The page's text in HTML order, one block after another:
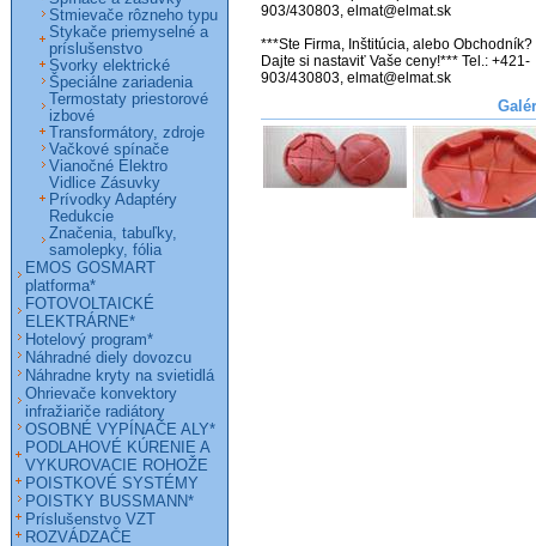
903/430803, elmat@elmat.sk
***Ste Firma, Inštitúcia, alebo Obchodník?
Dajte si nastaviť Vaše ceny!*** Tel.: +421-
903/430803, elmat@elmat.sk
Stmievače rôzneho typu
Stykače priemyselné a
príslušenstvo
Svorky elektrické
Špeciálne zariadenia
Termostaty priestorové
izbové
Transformátory, zdroje
Vačkové spínače
Vianočné Elektro
Vidlice Zásuvky
Prívodky Adaptéry
Redukcie
Značenia, tabuľky,
samolepky, fólia
EMOS GOSMART
platforma*
FOTOVOLTAICKÉ
ELEKTRÁRNE*
Hotelový program*
Náhradné diely dovozcu
Náhradne kryty na svietidlá
Ohrievače konvektory
infražiariče radiátory
OSOBNÉ VYPÍNAČE ALY*
PODLAHOVÉ KÚRENIE A
VYKUROVACIE ROHOŽE
POISTKOVÉ SYSTÉMY
POISTKY BUSSMANN*
Príslušenstvo VZT
ROZVÁDZAČE